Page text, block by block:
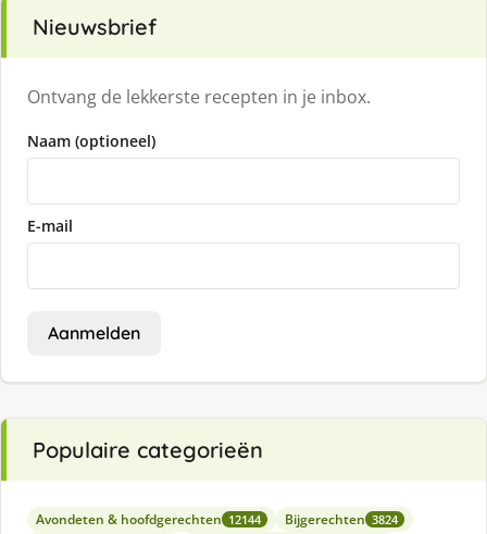
Nieuwsbrief
Ontvang de lekkerste recepten in je inbox.
Naam (optioneel)
E-mail
Aanmelden
Populaire categorieën
Avondeten & hoofdgerechten 12144 Bijgerechten 3824